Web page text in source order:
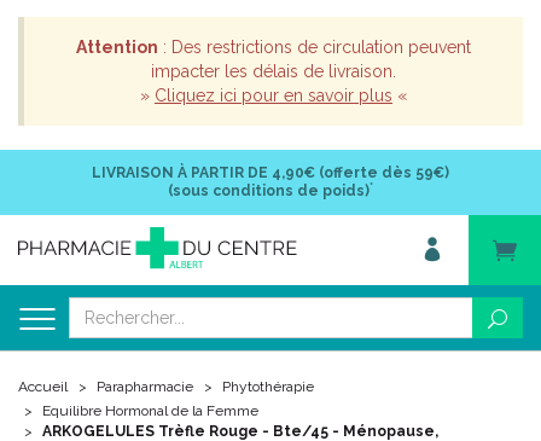
Attention : Des restrictions de circulation peuvent
impacter les délais de livraison.
» Cliquez ici pour en savoir plus «
LIVRAISON À PARTIR DE 4,90€ (offerte dès 59€)
(sous conditions de poids)*
Accueil Parapharmacie
Phytothérapie
Equilibre Hormonal de la Femme
ARKOGELULES Trèfle Rouge - Bte/45 - Ménopause,